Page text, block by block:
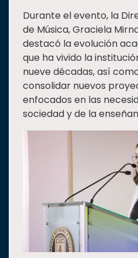
Durante el evento, la
de Música, Graciela
destacó la evolución
que ha vivido la
nueve décadas, así
consolidar nuevos
enfocados en las
sociedad y de la